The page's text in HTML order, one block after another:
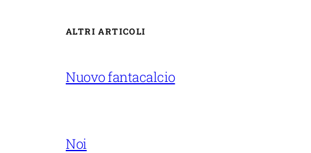
ALTRI ARTICOLI
Nuovo fantacalcio
Noi